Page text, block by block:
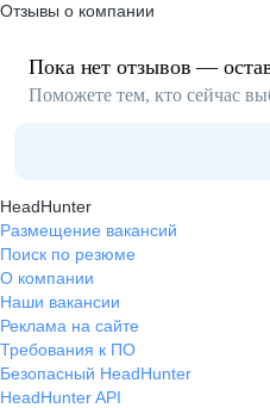
Отзывы о компании
Пока нет отзывов —
Поможете тем, кто сейчас
HeadHunter
Размещение вакансий
Поиск по резюме
О компании
Наши вакансии
Реклама на сайте
Требования к ПО
Безопасный HeadHunter
HeadHunter API